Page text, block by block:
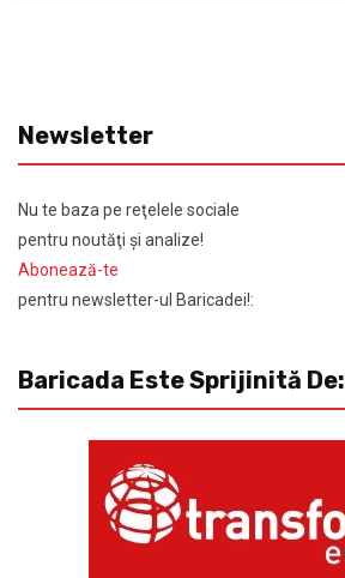
Newsletter
Nu te baza pe reţelele sociale
pentru noutăţi şi analize!
Abonează-te
pentru newsletter-ul Baricadei!:
Baricada Este Sprijinită De: